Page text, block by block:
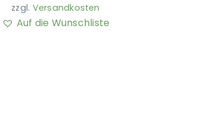
zzgl. Versandkosten
Auf die Wunschliste